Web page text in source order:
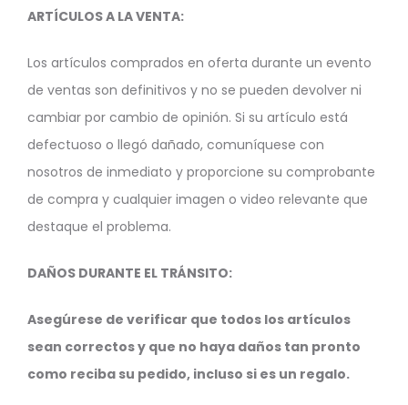
ARTÍCULOS A LA VENTA:
Los artículos comprados en oferta durante un evento
de ventas son definitivos y no se pueden devolver ni
cambiar por cambio de opinión. Si su artículo está
defectuoso o llegó dañado, comuníquese con
nosotros de inmediato y proporcione su comprobante
de compra y cualquier imagen o video relevante que
destaque el problema.
DAÑOS DURANTE EL TRÁNSITO:
Asegúrese de verificar que todos los artículos
sean correctos y que no haya daños tan pronto
como reciba su pedido, incluso si es un regalo.